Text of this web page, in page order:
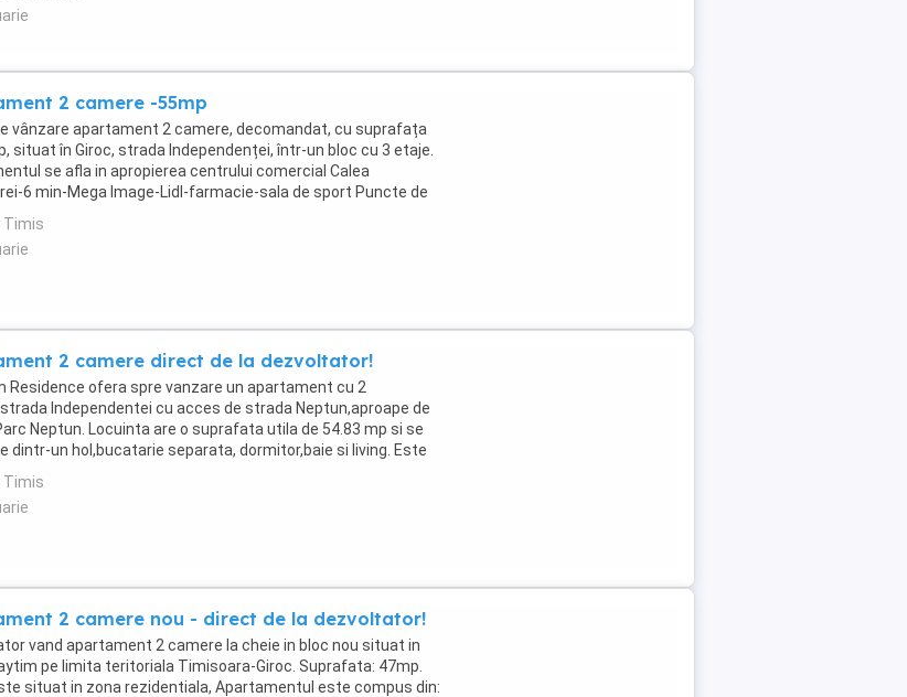
2 camere -55mp
vânzare apartament 2 camere, decomandat, cu suprafața
situat în Giroc, strada Independenței, într-un bloc cu 3 etaje.
se afla in apropierea centrului comercial Calea
6 min-Mega Image-Lidl-farmacie-sala de sport Puncte de
Stomatologica ...
Timis
2 camere direct de la dezvoltator!
Residence ofera spre vanzare un apartament cu 2
Independentei cu acces de strada Neptun,aproape de
Neptun. Locuinta are o suprafata utila de 54.83 mp si se
dintr-un hol,bucatarie separata, dormitor,baie si living. Este
incalzirea se face prin ...
Timis
2 camere nou - direct de la dezvoltator!
vand apartament 2 camere la cheie in bloc nou situat in
pe limita teritoriala Timisoara-Giroc. Suprafata: 47mp.
situat in zona rezidentiala, Apartamentul este compus din: